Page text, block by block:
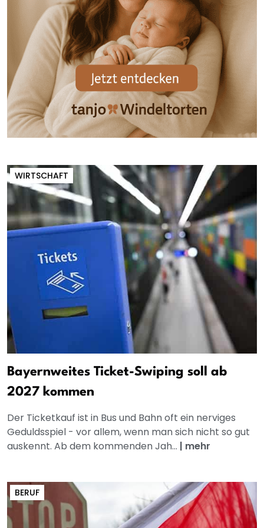
WIRTSCHAFT
Bayernweites Ticket-Swiping soll ab
2027 kommen
Der Ticketkauf ist in Bus und Bahn oft ein nerviges
Geduldsspiel - vor allem, wenn man sich nicht so gut
auskennt. Ab dem kommenden Jah... | mehr
BERUF